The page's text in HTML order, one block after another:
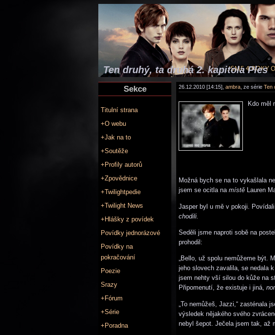
Ten druhý, ta druhá 2. kapitola Ples
Sekce
Titulní strana
+O webu
+Jak na to
+Soutěže
+Profily autorů
+Zpovědnice
+Twilightpedie
+Twilight News
+Hlášky z povídek
Povídky jednorázové
Povídky na
pokračování
Poezie
Srazy
+Fórum
+Série
+Poradna
26.12.2010 [14:15], ambra , ze série Ten
Kdo měl
Možná bych se na to vykašlala
jsem se ocitla na místě Lauren
Jasper byl u mě v pokoji.
chodili.
Seděli jsme naproti sobě na
prohodil:
„Bello, už spolu nemůžeme být.
jeho slovech zavalila, se nedala
jsem nehty vší silou do kůže na
Připomenutí, že existuje i jiná,
„To nemůžeš, Jazzi,“ zasténala
výsledek nějakého svého
nebyl šepot. Ječela jsem tak, až